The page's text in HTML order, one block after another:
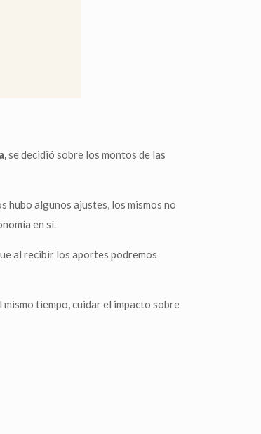
se decidió sobre los montos de las
hubo algunos ajustes, los mismos no
en sí.
al recibir los aportes podremos
tiempo, cuidar el impacto sobre